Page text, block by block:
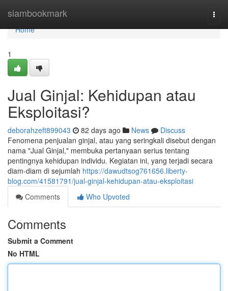
siambookmark
Home
Home
1
Jual Ginjal: Kehidupan atau
Eksploitasi?
deborahzeft899043 82 days ago News
Discuss
Fenomena penjualan ginjal, atau yang seringkali disebut dengan
nama "Jual Ginjal," membuka pertanyaan serius tentang
pentingnya kehidupan individu. Kegiatan ini, yang terjadi secara
diam-diam di sejumlah https://dawudtsog761656.liberty-
blog.com/41581791/jual-ginjal-kehidupan-atau-eksploitasi
Comments
Who Upvoted
Comments
Submit a Comment
No HTML